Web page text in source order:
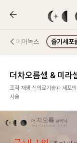
더차오름셀 & 미라셀
에어녹스 줄기세포
더차오름셀 & 미라
조직 재생 신의료기술과 세포
시술